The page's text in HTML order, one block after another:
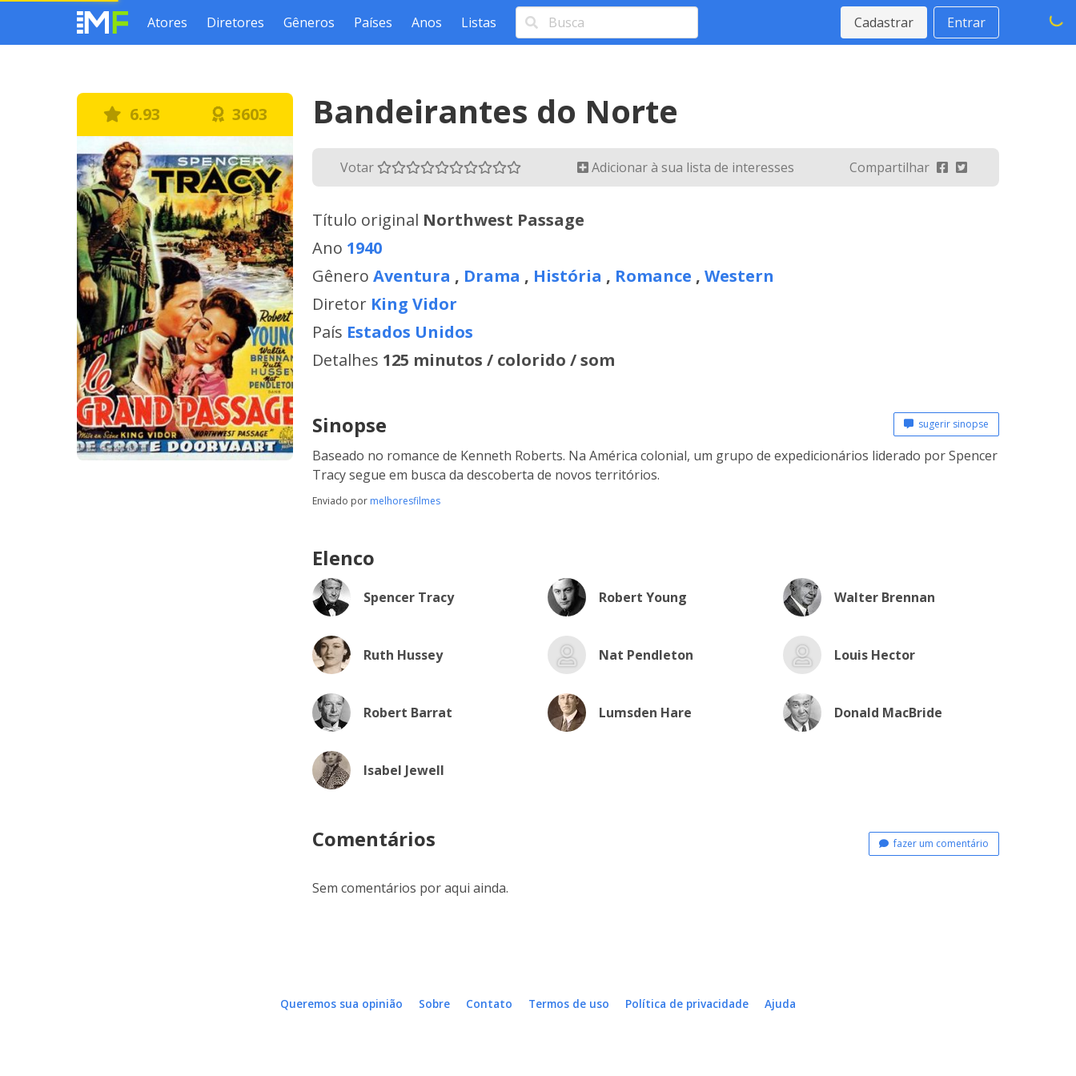
Atores Diretores Gêneros Países Anos Listas Cadastrar Entrar
6.93 3603 Bandeirantes do Norte
Votar Adicionar à sua lista de interesses Compartilhar
Título original Northwest Passage
Ano 1940
Gênero Aventura , Drama , História , Romance , Western
Diretor King Vidor
País Estados Unidos
Detalhes 125 minutos / colorido / som
Sinopse sugerir sinopse
Baseado no romance de Kenneth Roberts. Na América colonial, um grupo de expedicionários liderado por Spencer
Tracy segue em busca da descoberta de novos territórios.
Enviado por melhoresfilmes
Elenco
Spencer Tracy Robert Young Walter Brennan
Ruth Hussey Nat Pendleton Louis Hector
Robert Barrat Lumsden Hare Donald MacBride
Isabel Jewell
Comentários fazer um comentário
Sem comentários por aqui ainda.
Queremos sua opinião Sobre Contato Termos de uso Política de privacidade Ajuda